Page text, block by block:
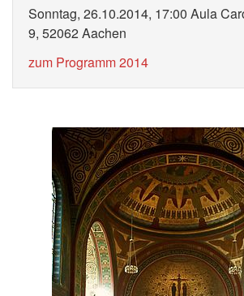
Sonntag, 26.10.2014, 17:00 Aula
9, 52062 Aachen
zum Programm 2014